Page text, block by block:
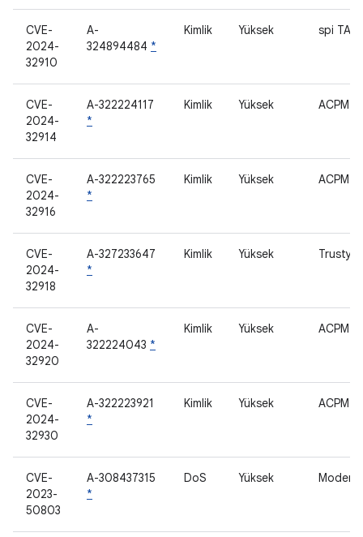
CVE-
2024-
32910
A-
324894484 *
Kimlik Yüksek spi TA
CVE-
2024-
32914
A-322224117
*
Kimlik Yüksek ACPM
CVE-
2024-
32916
A-322223765
*
Kimlik Yüksek ACPM
CVE-
2024-
32918
A-327233647
*
Kimlik Yüksek Trusty
CVE-
2024-
32920
A-
322224043 *
Kimlik Yüksek ACPM
CVE-
2024-
32930
A-322223921
*
Kimlik Yüksek ACPM
CVE-
2023-
50803
A-308437315
*
DoS Yüksek Modem